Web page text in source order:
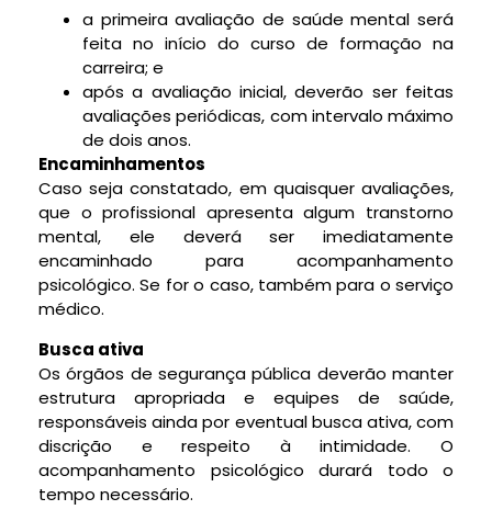
a primeira avaliação de saúde mental será
feita no início do curso de formação na
carreira; e
após a avaliação inicial, deverão ser feitas
avaliações periódicas, com intervalo máximo
de dois anos.
Encaminhamentos
Caso seja constatado, em quaisquer avaliações,
que o profissional apresenta algum transtorno
mental, ele deverá ser imediatamente
encaminhado para acompanhamento
psicológico. Se for o caso, também para o serviço
médico.
Busca ativa
Os órgãos de segurança pública deverão manter
estrutura apropriada e equipes de saúde,
responsáveis ainda por eventual busca ativa, com
discrição e respeito à intimidade. O
acompanhamento psicológico durará todo o
tempo necessário.